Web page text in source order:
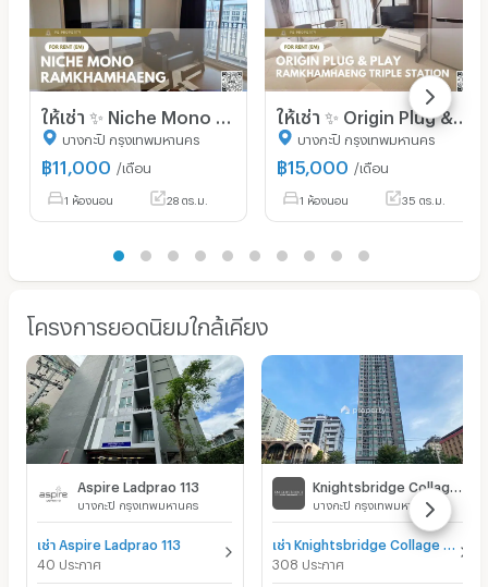
บางกะปิ กรุงเทพมหานคร
฿11,000 /เดือน
1 ห้องนอน 28 ตร.ม.
บางกะปิ กรุงเทพมหานคร
฿15,000 /เดือน
1 ห้องนอน 35 ตร.ม.
โครงการยอดนิยมใกล้เคียง
Aspire Ladprao 113
บางกะปิ กรุงเทพมหานคร
เช่า Aspire Ladprao 113
40 ประกาศ
บางกะปิ กรุงเทพมหานคร
308 ประกาศ